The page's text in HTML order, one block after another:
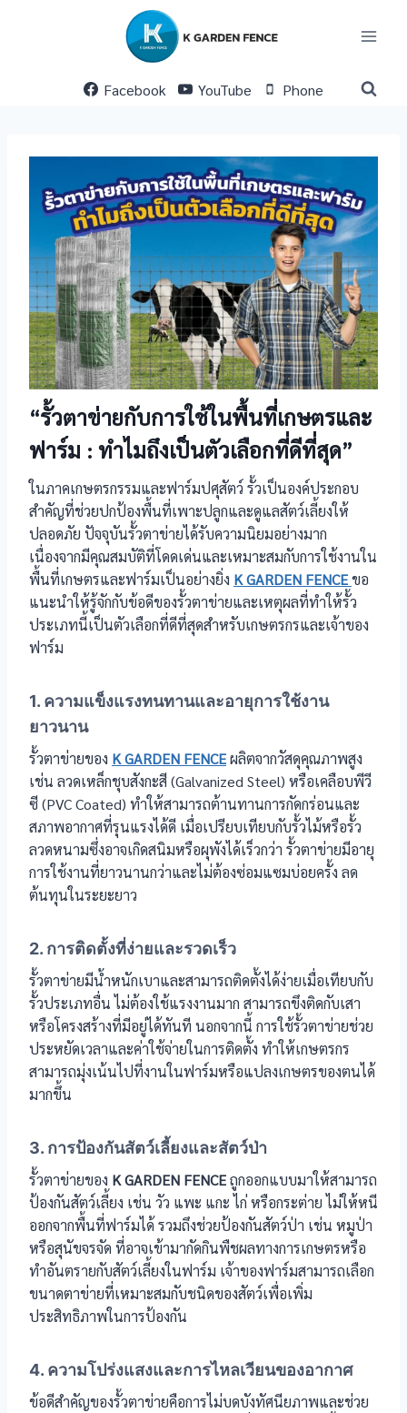
Facebook
YouTube Phone
“รั้วตาข่ายกับการใช้ในพื้นที่เกษตรและ
ฟาร์ม : ทำไมถึงเป็นตัวเลือกที่ดีที่สุด”
ในภาคเกษตรกรรมและฟาร์มปศุสัตว์ รั้วเป็นองค์ประกอบ
สำคัญที่ช่วยปกป้องพื้นที่เพาะปลูกและดูแลสัตว์เลี้ยงให้
ปลอดภัย ปัจจุบันรั้วตาข่ายได้รับความนิยมอย่างมาก
เนื่องจากมีคุณสมบัติที่โดดเด่นและเหมาะสมกับการใช้งานใน
พื้นที่เกษตรและฟาร์มเป็นอย่างยิ่ง K GARDEN FENCEขอ
แนะนำให้รู้จักกับข้อดีของรั้วตาข่ายและเหตุผลที่ทำให้รั้ว
ประเภทนี้เป็นตัวเลือกที่ดีที่สุดสำหรับเกษตรกรและเจ้าของ
ฟาร์ม
1. ความแข็งแรงทนทานและอายุการใช้งาน
ยาวนาน
รั้วตาข่ายของ K GARDEN FENCEผลิตจากวัสดุคุณภาพสูง
เช่น ลวดเหล็กชุบสังกะสี (Galvanized Steel) หรือเคลือบพีวี
ซี (PVC Coated) ทำให้สามารถต้านทานการกัดกร่อนและ
สภาพอากาศที่รุนแรงได้ดี เมื่อเปรียบเทียบกับรั้วไม้หรือรั้ว
ลวดหนามซึ่งอาจเกิดสนิมหรือผุพังได้เร็วกว่า รั้วตาข่ายมีอายุ
การใช้งานที่ยาวนานกว่าและไม่ต้องซ่อมแซมบ่อยครั้ง ลด
ต้นทุนในระยะยาว
2. การติดตั้งที่ง่ายและรวดเร็ว
รั้วตาข่ายมีน้ำหนักเบาและสามารถติดตั้งได้ง่ายเมื่อเทียบกับ
รั้วประเภทอื่น ไม่ต้องใช้แรงงานมาก สามารถขึงติดกับเสา
หรือโครงสร้างที่มีอยู่ได้ทันที นอกจากนี้ การใช้รั้วตาข่ายช่วย
ประหยัดเวลาและค่าใช้จ่ายในการติดตั้ง ทำให้เกษตรกร
สามารถมุ่งเน้นไปที่งานในฟาร์มหรือแปลงเกษตรของตนได้
มากขึ้น
3. การป้องกันสัตว์เลี้ยงและสัตว์ป่า
รั้วตาข่ายของ K GARDEN FENCEถูกออกแบบมาให้สามารถ
ป้องกันสัตว์เลี้ยง เช่น วัว แพะ แกะ ไก่ หรือกระต่าย ไม่ให้หนี
ออกจากพื้นที่ฟาร์มได้ รวมถึงช่วยป้องกันสัตว์ป่า เช่น หมูป่า
หรือสุนัขจรจัด ที่อาจเข้ามากัดกินพืชผลทางการเกษตรหรือ
ทำอันตรายกับสัตว์เลี้ยงในฟาร์ม เจ้าของฟาร์มสามารถเลือก
ขนาดตาข่ายที่เหมาะสมกับชนิดของสัตว์เพื่อเพิ่ม
ประสิทธิภาพในการป้องกัน
4. ความโปร่งแสงและการไหลเวียนของอากาศ
ข้อดีสำคัญของรั้วตาข่ายคือการไม่บดบังทัศนียภาพและช่วย